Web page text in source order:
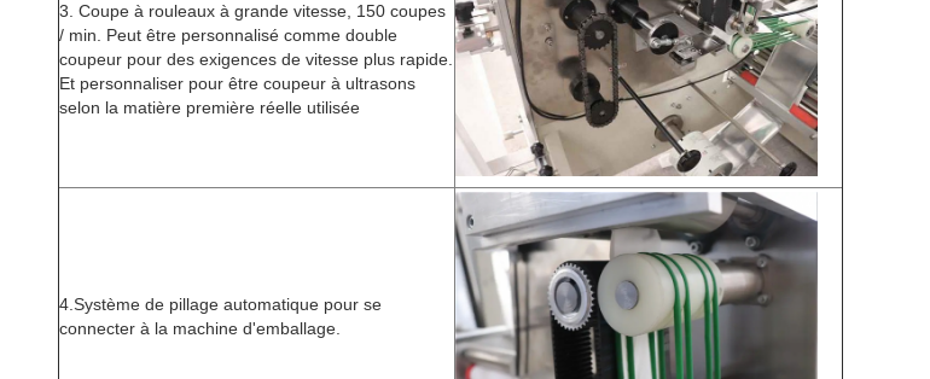
3. Coupe à rouleaux à grande vitesse, 150 coupes
/ min. Peut être personnalisé comme double
coupeur pour des exigences de vitesse plus rapide.
Et personnaliser pour être coupeur à ultrasons
selon la matière première réelle utilisée
4.Système de pillage automatique pour se
connecter à la machine d'emballage.